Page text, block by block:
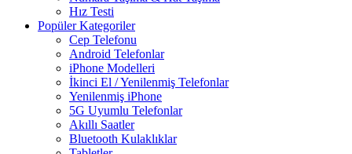
Hız Testi
Popüler Kategoriler
Cep Telefonu
Android Telefonlar
iPhone Modelleri
İkinci El / Yenilenmiş Telefonlar
Yenilenmiş iPhone
5G Uyumlu Telefonlar
Akıllı Saatler
Bluetooth Kulaklıklar